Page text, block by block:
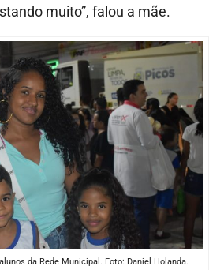
muito”, falou a mãe.
da Rede Municipal. Foto: Daniel Holanda.